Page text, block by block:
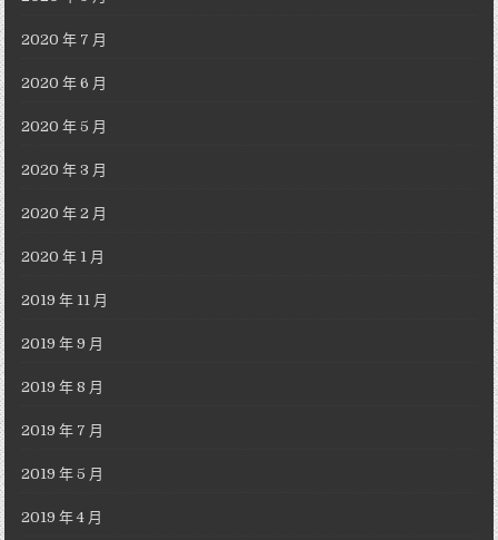
2020 年 7 月
2020 年 6 月
2020 年 5 月
2020 年 3 月
2020 年 2 月
2020 年 1 月
2019 年 11 月
2019 年 9 月
2019 年 8 月
2019 年 7 月
2019 年 5 月
2019 年 4 月